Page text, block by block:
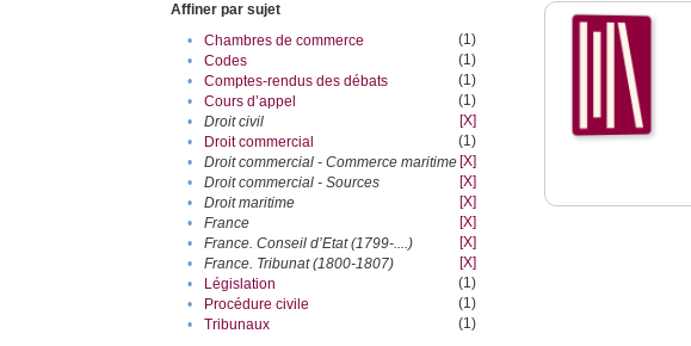
Affiner par sujet
•
Chambres de commerce
(1)
•
Codes
(1)
•
Comptes-rendus des débats
(1)
•
Cours d’appel
(1)
•
Droit civil
[X]
•
Droit commercial
(1)
•
Droit commercial - Commerce maritime [X]
•
Droit commercial - Sources
[X]
•
Droit maritime
[X]
•
France
[X]
•
France. Conseil d’Etat (1799-....)
[X]
•
France. Tribunat (1800-1807)
[X]
•
Législation
(1)
•
Procédure civile
(1)
•
Tribunaux
(1)